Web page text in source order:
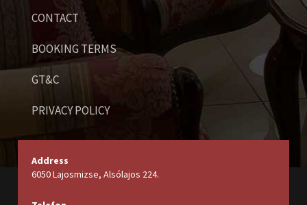
CONTACT
BOOKING TERMS
GT&C
PRIVACY POLICY
Address
6050 Lajosmizse, Alsólajos 224.